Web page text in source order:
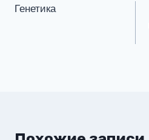
по
Генетика